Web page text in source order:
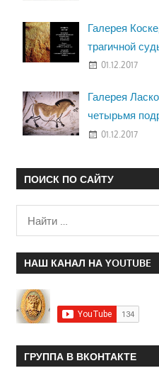
Галерея
трагичной
01.12.2017
Галерея
четырьмя
01.12.2017
ПОИСК ПО САЙТУ
НАШ КАНАЛ НА YOUTUBE
ГРУППА В ВКОНТАКТЕ